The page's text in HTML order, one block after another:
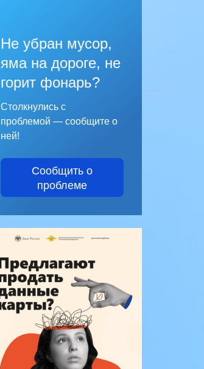
Не убран мусор,
яма на дороге, не
горит фонарь?
Столкнулись с
проблемой — сообщите о
ней!
Сообщить о
проблеме